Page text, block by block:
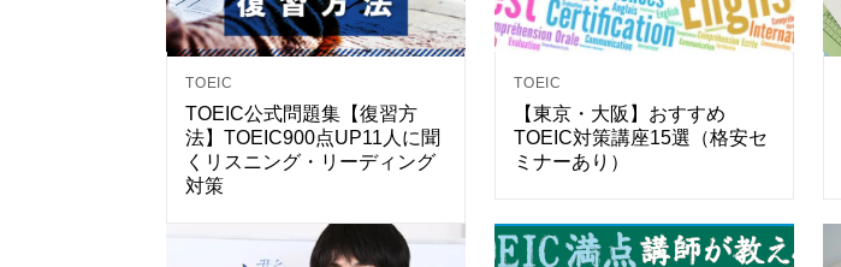
TOEIC
TOEIC公式問題集【復習方
法】TOEIC900点UP11人に聞
くリスニング・リーディング
対策
TOEIC
【東京・大阪】おすすめ
TOEIC対策講座15選（格安セ
ミナーあり）